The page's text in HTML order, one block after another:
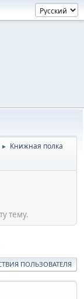
► Книжная полка
тему.
ПОЛЬЗОВАТЕЛЯ